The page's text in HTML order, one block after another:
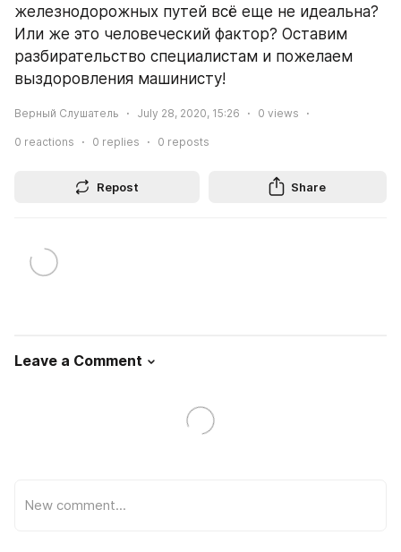
железнодорожных путей всё еще не идеальна?
Или же это человеческий фактор? Оставим
разбирательство специалистам и пожелаем
выздоровления машинисту!
Верный Слушатель July 28, 2020, 15:26 0 views
0 reactions 0 replies 0 reposts
Repost Share
Leave a Comment